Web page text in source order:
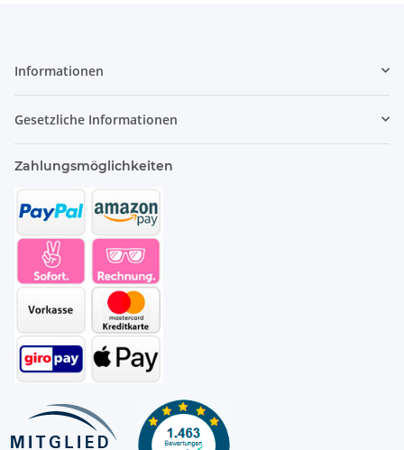
Informationen
Gesetzliche Informationen
Zahlungsmöglichkeiten